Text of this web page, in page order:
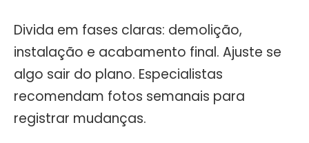
Divida em fases claras: demolição,
instalação e acabamento final. Ajuste se
algo sair do plano. Especialistas
recomendam fotos semanais para
registrar mudanças.